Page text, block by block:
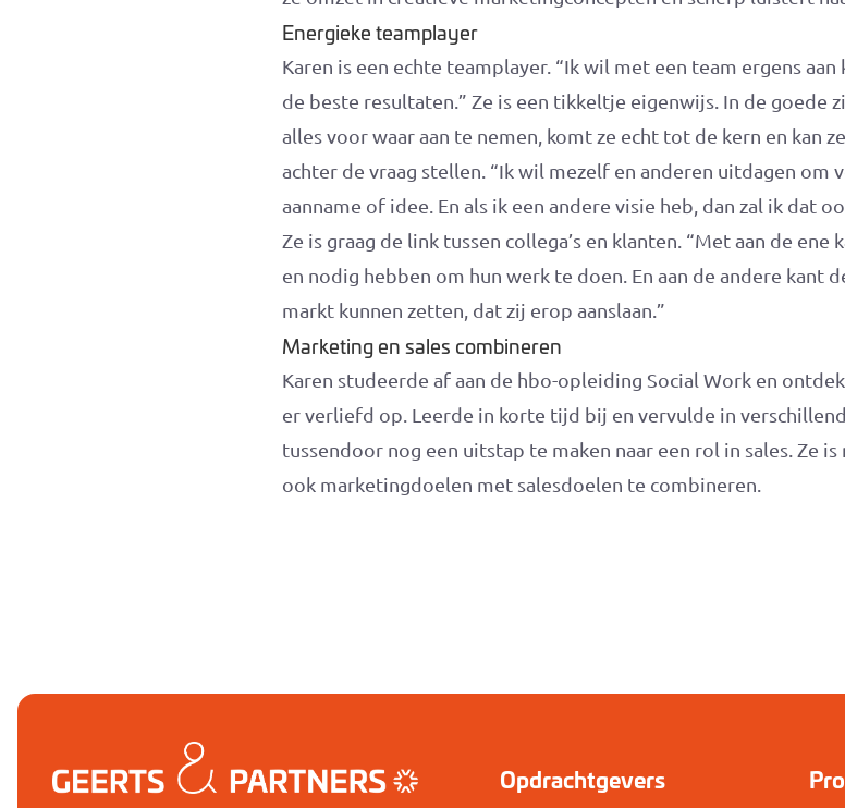
Energieke teamplayer
Karen is een echte teamplayer. “Ik wil met een team ergens
de beste resultaten.” Ze is een tikkeltje eigenwijs. In de goede
alles voor waar aan te nemen, komt ze echt tot de kern en kan
achter de vraag stellen. “Ik wil mezelf en anderen uitdagen om
aanname of idee. En als ik een andere visie heb, dan zal ik dat
Ze is graag de link tussen collega’s en klanten. “Met aan de ene
en nodig hebben om hun werk te doen. En aan de andere kant
markt kunnen zetten, dat zij erop aanslaan.”
Marketing en sales combineren
Karen studeerde af aan de hbo-opleiding Social Work en
er verliefd op. Leerde in korte tijd bij en vervulde in
tussendoor nog een uitstap te maken naar een rol in sales. Ze
ook marketingdoelen met salesdoelen te combineren.
Opdrachtgevers